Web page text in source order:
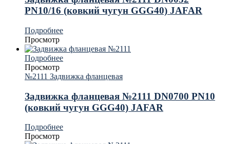
PN10/16 (ковкий чугун GGG40) JAFAR
Подробнее
Просмотр
Подробнее
Просмотр
№2111 Задвижка фланцевая
Задвижка фланцевая №2111 DN0700 PN10
(ковкий чугун GGG40) JAFAR
Подробнее
Просмотр